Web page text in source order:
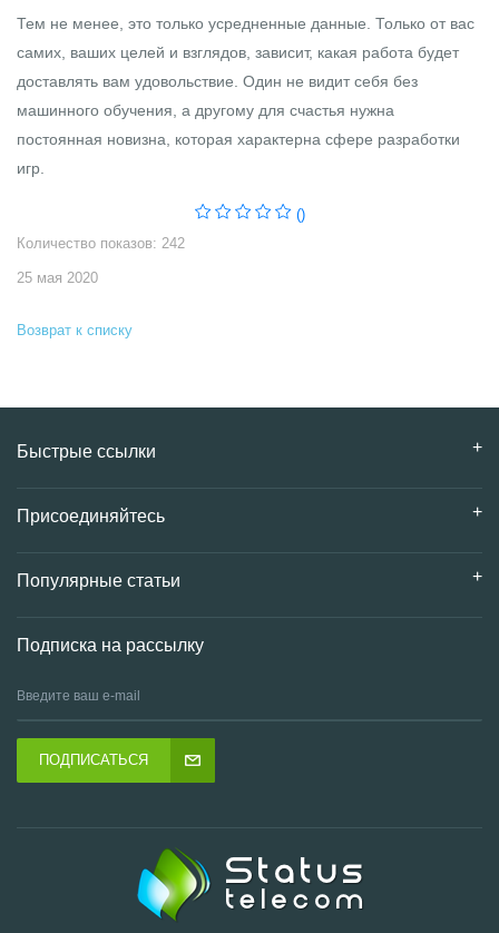
Тем не менее, это только усредненные данные. Только от вас
самих, ваших целей и взглядов, зависит, какая работа будет
доставлять вам удовольствие. Один не видит себя без
машинного обучения, а другому для счастья нужна
постоянная новизна, которая характерна сфере разработки
игр.
()
Количество показов: 242
25 мая 2020
Возврат к списку
Быстрые ссылки
Присоединяйтесь
Популярные статьи
Подписка на рассылку
ПОДПИСАТЬСЯ